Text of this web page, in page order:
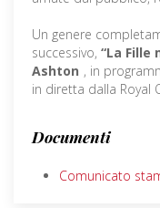
Un genere
successivo, “La Fille
Ashton , in
in diretta dalla Royal
Documenti
Comunicato